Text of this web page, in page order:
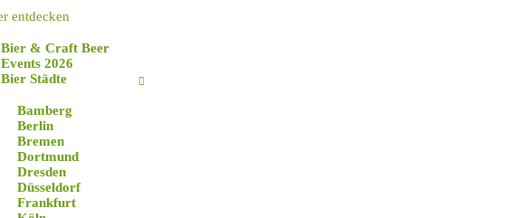
entdecken
Bier & Craft Beer
Events 2026
Bier Städte
Bamberg
Berlin
Bremen
Dortmund
Dresden
Düsseldorf
Frankfurt